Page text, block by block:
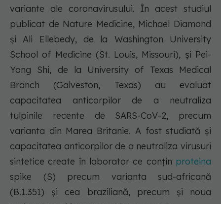
variante ale coronavirusului. În acest studiul
publicat de Nature Medicine, Michael Diamond
şi Ali Ellebedy, de la Washington University
School of Medicine (St. Louis, Missouri), şi Pei-
Yong Shi, de la University of Texas Medical
Branch (Galveston, Texas) au evaluat
capacitatea anticorpilor de a neutraliza
tulpinile recente de SARS-CoV-2, precum
varianta din Marea Britanie. A fost studiată şi
capacitatea anticorpilor de a neutraliza virusuri
sintetice create în laborator ce conţin proteina
spike (S) precum varianta sud-africană
(B.1.351) şi cea braziliană, precum şi noua